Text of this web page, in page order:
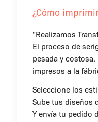
¿Cómo
"Realizamos
El proceso de
pesada y
impresos a la
Seleccione los
Sube tus diseños
Y envía tu pedido